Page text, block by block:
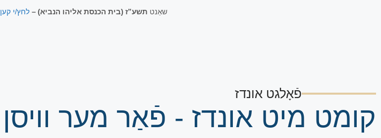
שאַנט תשע”ז (בית הכנסת אליהו הנביא) – לחץ/י קען
פֿאָלגט אונדז
קומט מיט אונדז - פֿאַר מער וויסן